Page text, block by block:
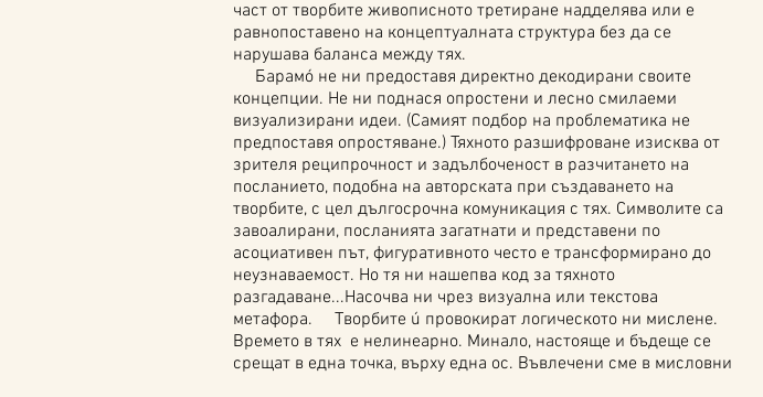
част от творбите живописното третиране надделява или е
равнопоставено на концептуалната структура без да се
нарушава баланса между тях.
Барамó не ни предоставя директно декодирани своите
концепции. Не ни поднася опростени и лесно смилаеми
визуализирани идеи. (Самият подбор на проблематика не
предпоставя опростяване.) Тяхното разшифроване изисква от
зрителя реципрочност и задълбоченост в разчитането на
посланието, подобна на авторската при създаването на
творбите, с цел дългосрочна комуникация с тях. Символите са
завоалирани, посланията загатнати и представени по
асоциативен път, фигуративното често е трансформирано до
неузнаваемост. Но тя ни нашепва код за тяхното
разгадаване...Насочва ни чрез визуална или текстова
метафора. Творбите ú провокират логическото ни мислене.
Времето в тях е нелинеарно. Минало, настояще и бъдеще се
срещат в една точка, върху една ос. Въвлечени сме в мисловни